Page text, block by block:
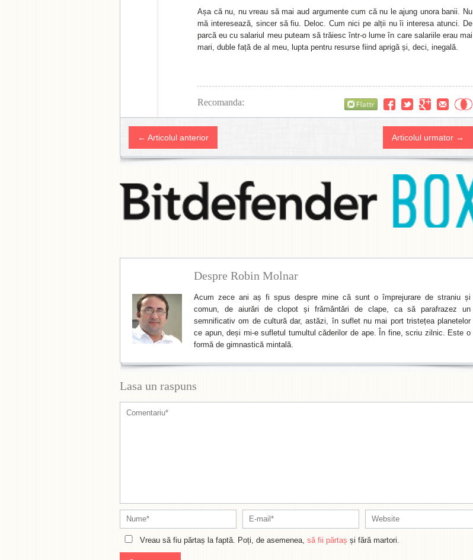
Așa că nu, nu vreau să mai aud argumente cum că nu le ajung unora banii. Nu
mă interesează, sincer să fiu. Deloc. Cum nici pe alții nu îi interesa atunci. De
parcă eu cu salariul meu puteam să trăiesc într-o lume în care salariile erau mai
mari, duble față de al meu, lupta pentru resurse fiind aprigă și, deci, inegală.
Recomanda:
← Articolul anterior Articolul urmator →
Despre Robin Molnar
Acum zece ani aș fi spus despre mine că sunt o împrejurare de straniu și
comun, de aiurări de clopot și frământări de clape, ca să parafrazez un
semnificativ om de cultură dar, astăzi, în suflet nu mai port tristețea planetelor
ce apun, deși mi-e sufletul tumultul căderilor de ape. În fine, scriu zilnic. Este o
formă de gimnastică mintală.
Lasa un raspuns
Vreau să fiu părtaș la faptă. Poți, de asemenea, să fii părtaș și fără martori.